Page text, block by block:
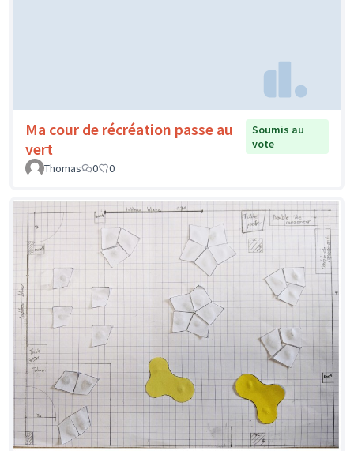
Ma cour de récréation passe au
vert
Soumis au
vote
Thomas
0 0